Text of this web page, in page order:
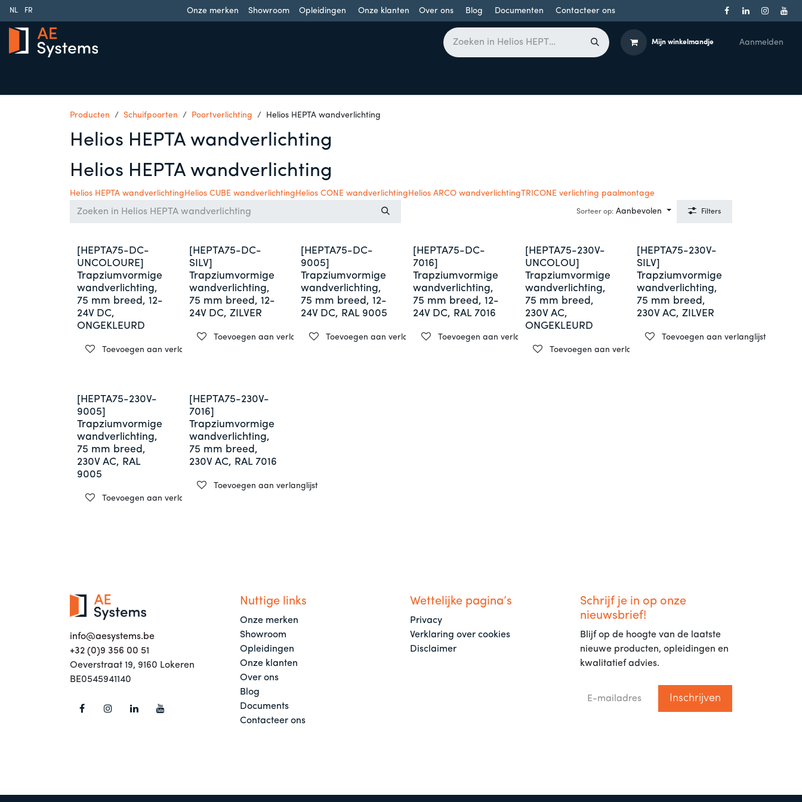
Overslaan naar inhoud
NL FR Onze merken Showroom Opleidingen Onze klanten Over ons Blog Documenten Contacteer ons
Mijn winkelmandje Aanmelden
Producten Schuifpoorten Poortverlichting Helios HEPTA wandverlichting
Helios HEPTA wandverlichting
Helios HEPTA wandverlichting
Helios HEPTA wandverlichtingHelios CUBE wandverlichtingHelios CONE wandverlichtingHelios ARCO wandverlichtingTRICONE verlichting paalmontage
Sorteer op: Aanbevolen Filters
[HEPTA75-DC-
UNCOLOURE]
Trapziumvormige
wandverlichting,
75 mm breed, 12-
24V DC,
ONGEKLEURD
Toevoegen aan verlanglijst
[HEPTA75-DC-
SILV]
Trapziumvormige
wandverlichting,
75 mm breed, 12-
24V DC, ZILVER
Toevoegen aan verlanglijst
[HEPTA75-DC-
9005]
Trapziumvormige
wandverlichting,
75 mm breed, 12-
24V DC, RAL 9005
Toevoegen aan verlanglijst
[HEPTA75-DC-
7016]
Trapziumvormige
wandverlichting,
75 mm breed, 12-
24V DC, RAL 7016
Toevoegen aan verlanglijst
[HEPTA75-230V-
UNCOLOU]
Trapziumvormige
wandverlichting,
75 mm breed,
230V AC,
ONGEKLEURD
Toevoegen aan verlanglijst
[HEPTA75-230V-
SILV]
Trapziumvormige
wandverlichting,
75 mm breed,
230V AC, ZILVER
Toevoegen aan verlanglijst
[HEPTA75-230V-
9005]
Trapziumvormige
wandverlichting,
75 mm breed,
230V AC, RAL
9005
Toevoegen aan verlanglijst
[HEPTA75-230V-
7016]
Trapziumvormige
wandverlichting,
75 mm breed,
230V AC, RAL 7016
Toevoegen aan verlanglijst
info@aesystems.be
+32 (0)9 356 00 51
Oeverstraat 19, 9160 Lokeren
BE0545941140
Nuttige links
Onze merken
Showroom
Opleidingen
Onze klanten
Over ons
Blog
Documents
Contacteer ons
Wettelijke pagina’s
Privacy
Verklaring over cookies
Disclaimer
Schrijf je in op onze
nieuwsbrief!
Blijf op de hoogte van de laatste
nieuwe producten, opleidingen en
kwalitatief advies.
Inschrijven